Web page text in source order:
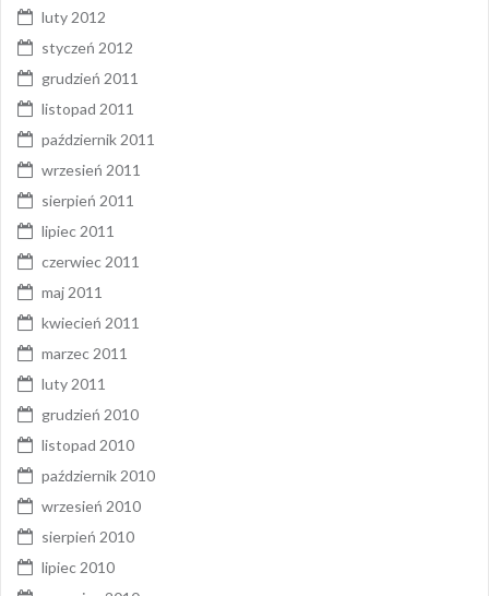
luty 2012
styczeń 2012
grudzień 2011
listopad 2011
październik 2011
wrzesień 2011
sierpień 2011
lipiec 2011
czerwiec 2011
maj 2011
kwiecień 2011
marzec 2011
luty 2011
grudzień 2010
listopad 2010
październik 2010
wrzesień 2010
sierpień 2010
lipiec 2010